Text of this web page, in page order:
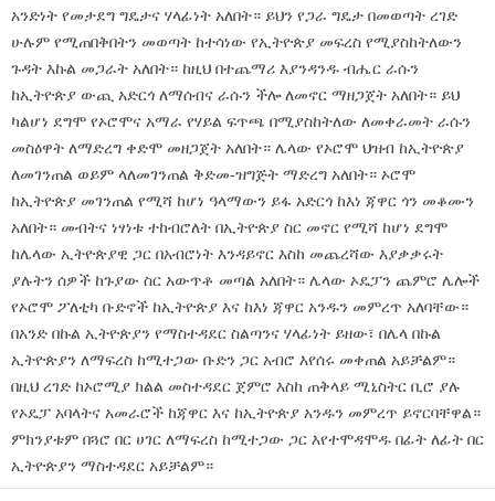
አንድነት የመታደግ ግዴታና ሃላፊነት አለበት። ይህን የጋራ ግዴታ በመወጣት ረገድ
ሁሉም የሚጠበቅበትን መወጣት ከተሳነው የኢትዮጵያ መፍረስ የሚያስከትለውን
ጉዳት እኩል መጋራት አለበት። ከዚህ በተጨማሪ እያንዳንዱ ብሔር ራሱን
ከኢትዮጵያ ውጪ አድርጎ ለማሰብና ራሱን ችሎ ለመኖር ማዘጋጀት አለበት። ይህ
ካልሆነ ደግሞ የኦሮሞና አማራ የሃይል ፍጥጫ በሚያስከትለው ለመቀራመት ራሱን
መስዕዋት ለማድረግ ቀድሞ መዘጋጀት አለበት። ሌላው የኦሮሞ ህዝብ ከኢትዮጵያ
ለመገንጠል ወይም ላለመገንጠል ቅድመ-ዝግጅት ማድረግ አለበት። ኦሮሞ
ከኢትዮጵያ መገንጠል የሚሻ ከሆነ ዓላማውን ይፋ አድርጎ ከእነ ጃዋር ጎን መቆሙን
አለበት። መብትና ነፃነቱ ተከብሮለት በኢትዮጵያ ስር መኖር የሚሻ ከሆነ ደግሞ
ከሌላው ኢትዮጵያዊ ጋር በአብሮነት እንዳይኖር እስከ መጨረሻው እያቃቃሩት
ያሉትን ሰዎች ከጉያው ስር አውጥቶ መጣል አለበት። ሌላው ኦዴፓን ጨምሮ ሌሎች
የኦሮሞ ፖለቲካ ቡድኖች ከኢትዮጵያ እና ከእነ ጃዋር አንዱን መምረጥ አለባቸው።
በአንድ በኩል ኢትዮጵያን የማስተዳደር ስልጣንና ሃላፊነት ይዘው፣ በሌላ በኩል
ኢትዮጵያን ለማፍረስ ከሚተጋው ቡድን ጋር አብሮ እየሰሩ መቀጠል አይቻልም።
በዚህ ረገድ ከኦሮሚያ ክልል መስተዳደር ጀምሮ እስከ ጠቅላይ ሚኒስትር ቢሮ ያሉ
የኦዴፓ አባላትና አመራሮች ከጃዋር እና ከኢትዮጵያ አንዱን መምረጥ ይኖርባቸዋል።
ምክንያቱም በጓሮ በር ሀገር ለማፍረስ ከሚተጋው ጋር እየተሞዳሞዱ በፊት ለፊት በር
ኢትዮጵያን ማስተዳደር አይቻልም።